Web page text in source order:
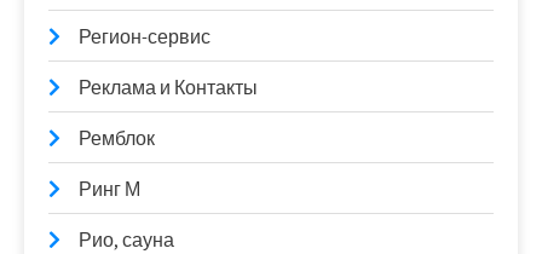
Регион-сервис
Реклама и Контакты
Ремблок
Ринг М
Рио, сауна